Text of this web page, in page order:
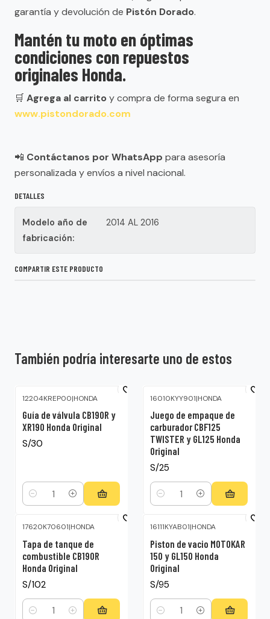
garantía y devolución de Pistón Dorado.
Mantén tu moto en óptimas
condiciones con repuestos
originales Honda.
🛒 Agrega al carrito y compra de forma segura en
www.pistondorado.com
📲 Contáctanos por WhatsApp para asesoría
personalizada y envíos a nivel nacional.
DETALLES
Modelo año de
fabricación:
2014 AL 2016
COMPARTIR ESTE PRODUCTO
También podría interesarte uno de estos
12204KREP00|HONDA
Guía de válvula CB190R y
XR190 Honda Original
S/30
Cantidad
16010KYY901|HONDA
Juego de empaque de
carburador CBF125
TWISTER y GL125 Honda
Original
S/25
Cantidad
17620K70601|HONDA
Tapa de tanque de
combustible CB190R
Honda Original
S/102
16111KYAB01|HONDA
Piston de vacio MOTOKAR
150 y GL150 Honda
Original
S/95